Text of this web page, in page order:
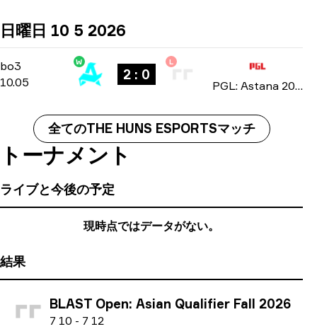
日曜日 10 5 2026
bo3 Group Stage-
bo3
10.05
W
2 : 0
L
PGL: Astana 2026
全てのTHE HUNS ESPORTSマッチ
トーナメント
ライブと今後の予定
現時点ではデータがない。
結果
BLAST Open: Asian Qualifier Fall 2026
7 10 - 7 12